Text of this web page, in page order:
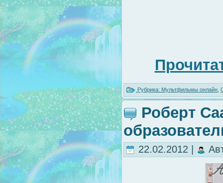
Рубрика: Мультфильмы онлайн
Роберт
22.02.2012 |